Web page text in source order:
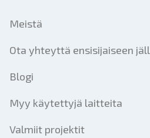
Meistä
Ota yhteyttä ensisijaiseen
Blogi
Myy käytettyjä laitteita
Valmiit projektit